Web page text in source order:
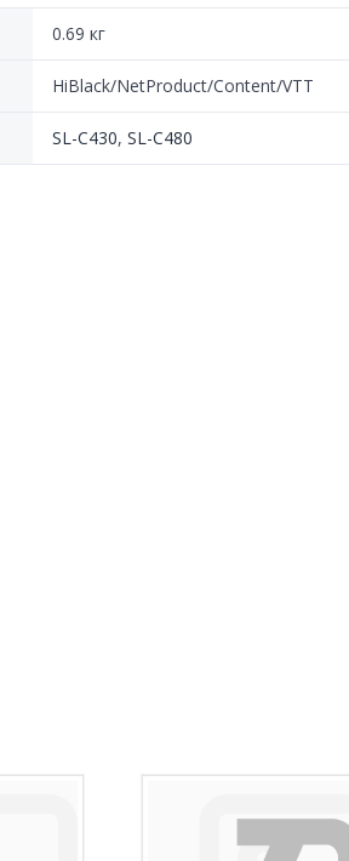
0.69 кг
HiBlack/NetProduct/Content/VTT
SL-C430,SL-C480